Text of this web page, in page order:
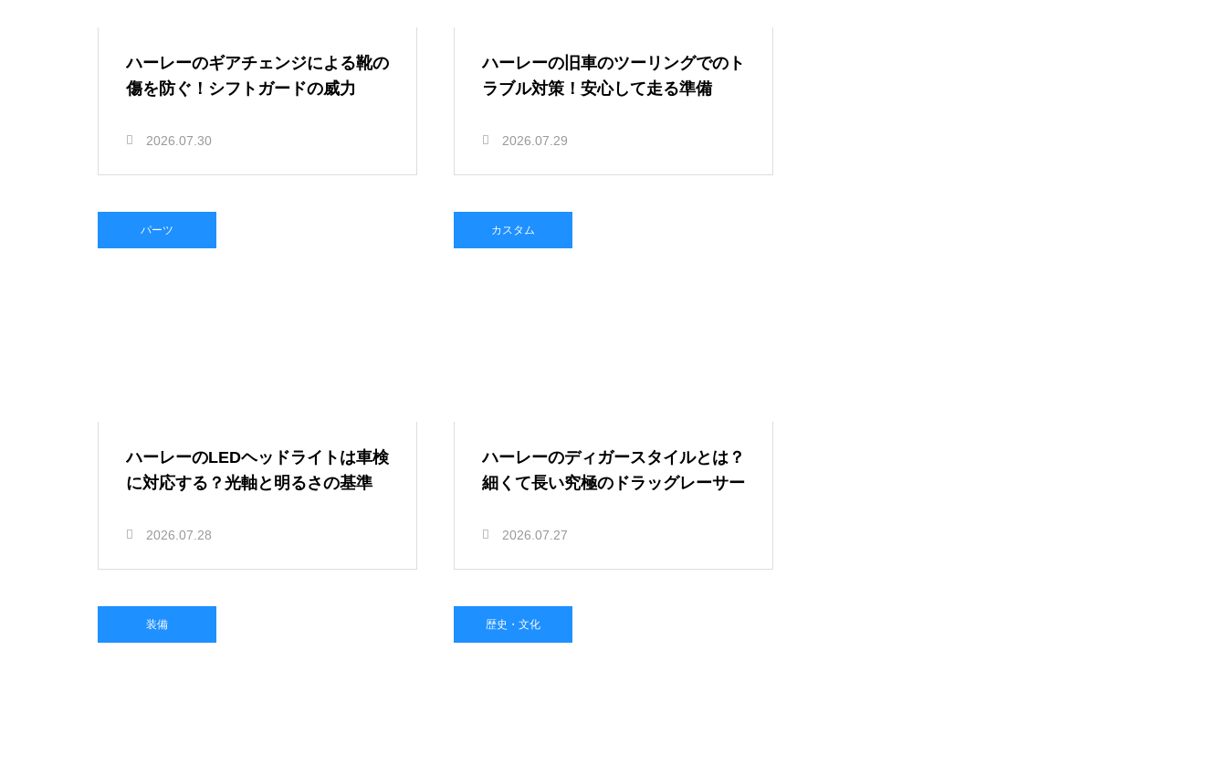
ハーレーのギアチェンジによる靴の
傷を防ぐ！シフトガードの威力
2026.07.30
ハーレーの旧車のツーリングでのト
ラブル対策！安心して走る準備
2026.07.29
パーツ
ハーレーのLEDヘッドライトは車検
に対応する？光軸と明るさの基準
2026.07.28
カスタム
ハーレーのディガースタイルとは？
細くて長い究極のドラッグレーサー
2026.07.27
装備 歴史・文化